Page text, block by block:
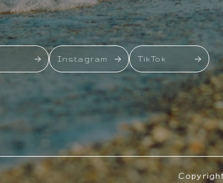
Instagram TikTok